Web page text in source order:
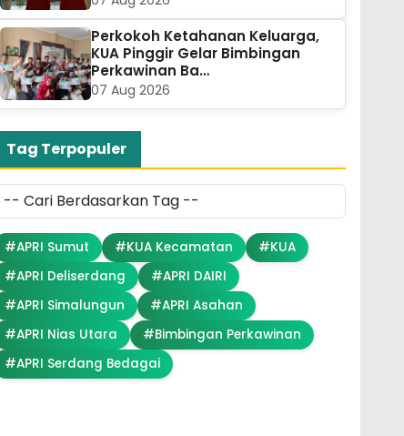
Perkokoh Ketahanan Keluarga,
KUA Pinggir Gelar Bimbingan
Perkawinan Ba…
07 Aug 2026
Tag Terpopuler
#APRI Sumut #KUA Kecamatan
#KUA
#APRI Deliserdang
#APRI DAIRI
#APRI Simalungun
#APRI Asahan
#APRI Nias Utara
#Bimbingan Perkawinan
#APRI Serdang Bedagai